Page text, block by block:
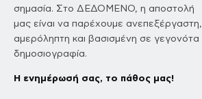
σημασία. Στο ΔΕΔΟΜΕΝΟ, η αποστολή
μας είναι να παρέχουμε ανεπεξέργαστη,
αμερόληπτη και βασισμένη σε γεγονότα
δημοσιογραφία.
Η ενημέρωσή σας, το πάθος μας!